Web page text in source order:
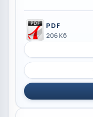
PDF
206 Кб